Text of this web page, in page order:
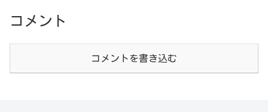
コメント
コメントを書き込む